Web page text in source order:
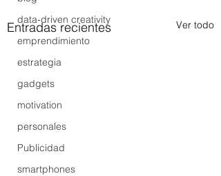
data-driven creativity
emprendimiento
estrategia
gadgets
motivation
personales
Publicidad
smartphones
Entradas recientes Ver todo